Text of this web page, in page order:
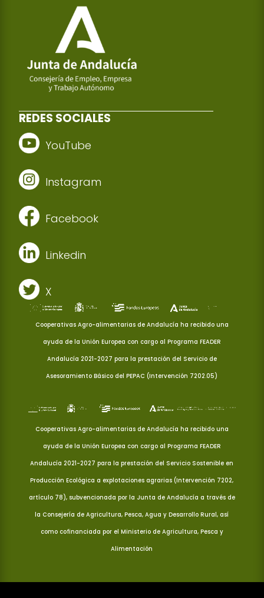
REDES SOCIALES
YouTube
Instagram
Facebook
Linkedin
X
Cooperativas Agro-alimentarias de Andalucía ha recibido una
ayuda de la Unión Europea con cargo al Programa FEADER
Andalucía 2021-2027 para la prestación del Servicio de
Asesoramiento Básico del PEPAC (Intervención 7202.05)
Cooperativas Agro-alimentarias de Andalucía ha recibido una
ayuda de la Unión Europea con cargo al Programa FEADER
Andalucía 2021-2027 para la prestación del Servicio Sostenible en
Producción Ecológica a explotaciones agrarias (Intervención 7202,
artículo 78), subvencionada por la Junta de Andalucía a través de
la Consejería de Agricultura, Pesca, Agua y Desarrollo Rural, así
como cofinanciada por el Ministerio de Agricultura, Pesca y
Alimentación